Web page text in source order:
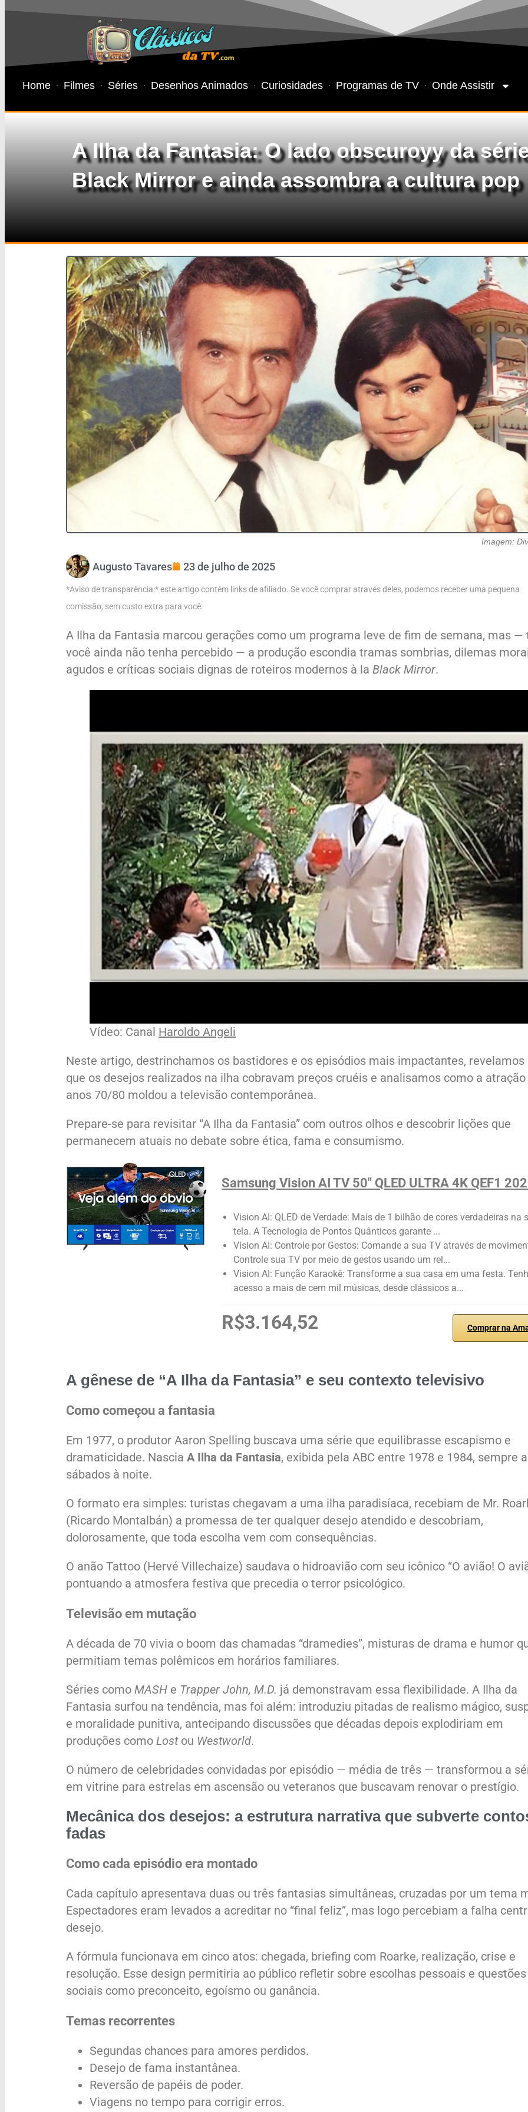
Home Filmes Séries Desenhos Animados Curiosidades Programas de TV Onde Assistir
A Ilha da Fantasia: O lado obscuroyy da
Black Mirror e ainda assombra a cultura pop
Imagem:
Augusto Tavares 23 de julho de 2025
*Aviso de transparência:* este artigo contém links de afiliado. Se você comprar através deles, podemos receber uma pequena
comissão, sem custo extra para você.
A Ilha da Fantasia marcou gerações como um programa leve de fim de semana, mas —
você ainda não tenha percebido — a produção escondia tramas sombrias, dilemas
agudos e críticas sociais dignas de roteiros modernos à la Black Mirror.
Vídeo: Canal Haroldo Angeli
Neste artigo, destrinchamos os bastidores e os episódios mais impactantes, revelamos
que os desejos realizados na ilha cobravam preços cruéis e analisamos como a
anos 70/80 moldou a televisão contemporânea.
Prepare-se para revisitar “A Ilha da Fantasia” com outros olhos e descobrir lições que
permanecem atuais no debate sobre ética, fama e consumismo.
Samsung Vision AI TV 50" QLED ULTRA 4K QEF1
Vision AI: QLED de Verdade: Mais de 1 bilhão de cores verdadeiras na
tela. A Tecnologia de Pontos Quânticos garante ...
Vision AI: Controle por Gestos: Comande a sua TV através de
Controle sua TV por meio de gestos usando um rel...
Vision AI: Função Karaokê: Transforme a sua casa em uma festa.
acesso a mais de cem mil músicas, desde clássicos a...
R$3.164,52 Comprar na
A gênese de “A Ilha da Fantasia” e seu contexto televisivo
Como começou a fantasia
Em 1977, o produtor Aaron Spelling buscava uma série que equilibrasse escapismo e
dramaticidade. Nascia A Ilha da Fantasia, exibida pela ABC entre 1978 e 1984, sempre
sábados à noite.
O formato era simples: turistas chegavam a uma ilha paradisíaca, recebiam de Mr.
(Ricardo Montalbán) a promessa de ter qualquer desejo atendido e descobriam,
dolorosamente, que toda escolha vem com consequências.
O anão Tattoo (Hervé Villechaize) saudava o hidroavião com seu icônico “O avião! O
pontuando a atmosfera festiva que precedia o terror psicológico.
Televisão em mutação
A década de 70 vivia o boom das chamadas “dramedies”, misturas de drama e humor
permitiam temas polêmicos em horários familiares.
Séries como MASH e Trapper John, M.D. já demonstravam essa flexibilidade. A Ilha da
Fantasia surfou na tendência, mas foi além: introduziu pitadas de realismo mágico,
e moralidade punitiva, antecipando discussões que décadas depois explodiriam em
produções como Lostou Westworld.
O número de celebridades convidadas por episódio — média de três — transformou a
em vitrine para estrelas em ascensão ou veteranos que buscavam renovar o prestígio.
Mecânica dos desejos: a estrutura narrativa que subverte
fadas
Como cada episódio era montado
Cada capítulo apresentava duas ou três fantasias simultâneas, cruzadas por um tema
Espectadores eram levados a acreditar no “final feliz”, mas logo percebiam a falha
desejo.
A fórmula funcionava em cinco atos: chegada, briefing com Roarke, realização, crise e
resolução. Esse design permitiria ao público refletir sobre escolhas pessoais e questões
sociais como preconceito, egoísmo ou ganância.
Temas recorrentes
Segundas chances para amores perdidos.
Desejo de fama instantânea.
Reversão de papéis de poder.
Viagens no tempo para corrigir erros.